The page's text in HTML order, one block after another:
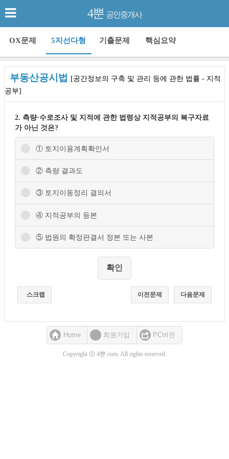
4뿐 공인중개사
OX문제 5지선다형 기출문제 핵심요약
부동산공시법
[공간정보의 구축 및 관리 등에 관한 법률 - 지적
공부]
2. 측량·수로조사 및 지적에 관한 법령상 지적공부의 복구자료
가 아닌 것은?
① 토지이용계획확인서
② 측량 결과도
③ 토지이동정리 결의서
④ 지적공부의 등본
⑤ 법원의 확정판결서 정본 또는 사본
스크랩 다음문제
이전문제
Home 회원가입 PC버전
Copyright ⓒ 4뿐.com. All rights reserved.